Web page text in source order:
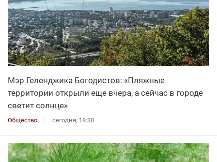
Мэр Геленджика Богодистов: «Пляжные
территории открыли еще вчера, а сейчас в городе
светит солнце»
Общество сегодня, 18:30